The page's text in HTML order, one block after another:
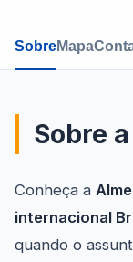
SobreMapa
Sobre
Conheça a
internacional
quando o